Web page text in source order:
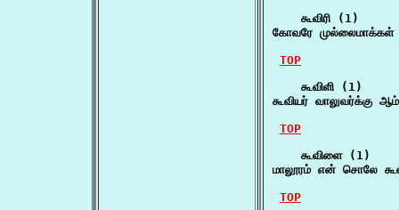
    கூவிரி (1)
கோவரே
TOP
    கூவிளி (1)
கூவியர் வாலுவர்க்கு
TOP
    கூவிளை (1)
மாலூரம் என் சொலே
TOP